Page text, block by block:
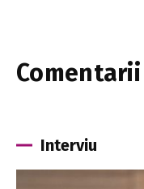
Comentarii
Interviu